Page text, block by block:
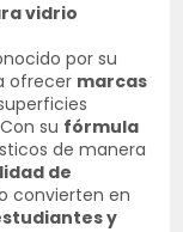
vidrio
por su
ofrecer marcas
su fórmula
de manera
de
convierten en
y